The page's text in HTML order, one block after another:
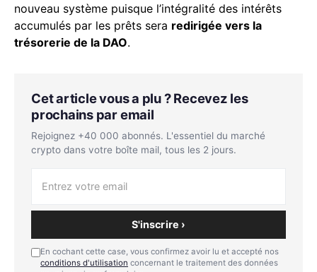
nouveau système puisque l’intégralité des intérêts
accumulés par les prêts sera redirigée vers la
trésorerie de la DAO.
Cet article vous a plu ? Recevez les
prochains par email
Rejoignez +40 000 abonnés. L'essentiel du marché
crypto dans votre boîte mail, tous les 2 jours.
S'inscrire ›
En cochant cette case, vous confirmez avoir lu et accepté nos
conditions d'utilisation concernant le traitement des données